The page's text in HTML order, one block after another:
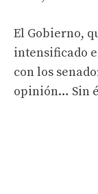
El Gobierno,
intensificado
con los
opinión… Sin